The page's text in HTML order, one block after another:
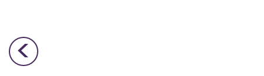
Bejegyzés navigáció
<